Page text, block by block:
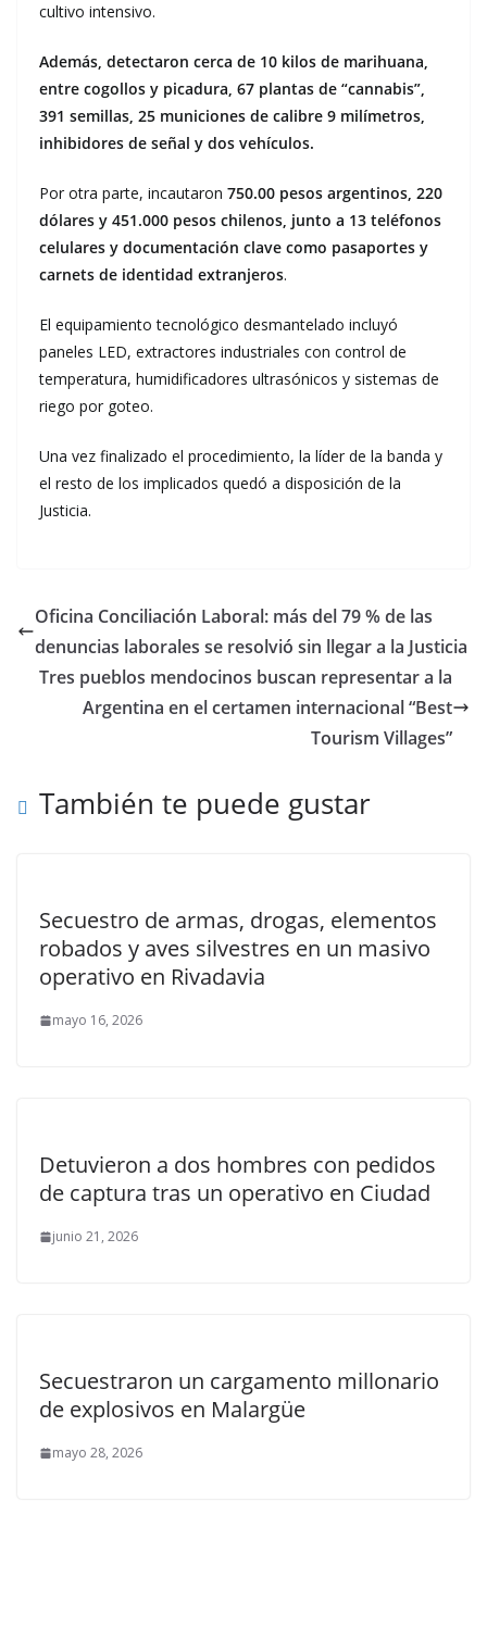
cultivo intensivo.
Además, detectaron cerca de 10 kilos de marihuana,
entre cogollos y picadura, 67 plantas de “cannabis”,
391 semillas, 25 municiones de calibre 9 milímetros,
inhibidores de señal y dos vehículos.
Por otra parte, incautaron 750.00 pesos argentinos, 220
dólares y 451.000 pesos chilenos, junto a 13 teléfonos
celulares y documentación clave como pasaportes y
carnets de identidad extranjeros.
El equipamiento tecnológico desmantelado incluyó
paneles LED, extractores industriales con control de
temperatura, humidificadores ultrasónicos y sistemas de
riego por goteo.
Una vez finalizado el procedimiento, la líder de la banda y
el resto de los implicados quedó a disposición de la
Justicia.
Oficina Conciliación Laboral: más del 79 % de las
denuncias laborales se resolvió sin llegar a la Justicia
Tres pueblos mendocinos buscan representar a la
Argentina en el certamen internacional “Best
Tourism Villages”
También te puede gustar
Secuestro de armas, drogas, elementos
robados y aves silvestres en un masivo
operativo en Rivadavia
mayo 16, 2026
Detuvieron a dos hombres con pedidos
de captura tras un operativo en Ciudad
junio 21, 2026
Secuestraron un cargamento millonario
de explosivos en Malargüe
mayo 28, 2026